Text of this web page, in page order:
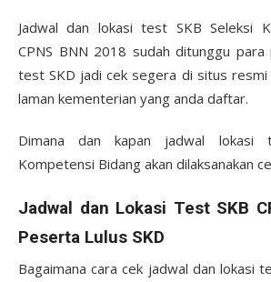
Jadwal dan lokasi test SKB Seleksi
CPNS BNN 2018 sudah ditunggu
test SKD jadi cek segera di situs resmi
laman kementerian yang anda daftar.
Dimana dan kapan jadwal lokasi
Kompetensi Bidang akan dilaksanakan
Jadwal dan Lokasi Test SKB
Peserta Lulus SKD
Bagaimana cara cek jadwal dan lokasi